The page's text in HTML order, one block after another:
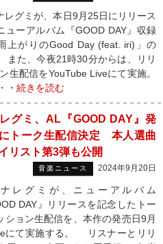
グミが、本日9月25日にリリース
ューアルバム『GOOD DAY』収録
上がりのGood Day (feat. iri)」の
た、今夜21時30分からは、リリ
生配信をYouTube Liveにて実施。
・ 続きを読む
グミ、AL『GOOD DAY』発
トーク生配信決定 本人選曲
リスト第3弾も公開
音楽ニュース 2024年9月20日
レグミが、ニューアルバム
DAY』リリースを記念したトー
ション生配信を、本作の発売日9月
にて実施する。 リスナーとリリ